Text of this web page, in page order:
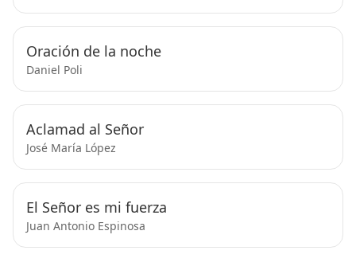
Oración de la noche
Daniel Poli
Aclamad al Señor
José María López
El Señor es mi fuerza
Juan Antonio Espinosa